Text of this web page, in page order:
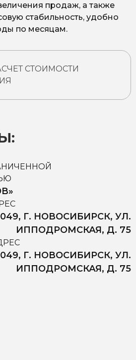
продаж, а также
стабильность, удобно
по месяцам.
СТОИМОСТИ
Г. НОВОСИБИРСК, УЛ.
ИППОДРОМСКАЯ, Д. 75
Г. НОВОСИБИРСК, УЛ.
ИППОДРОМСКАЯ, Д. 75